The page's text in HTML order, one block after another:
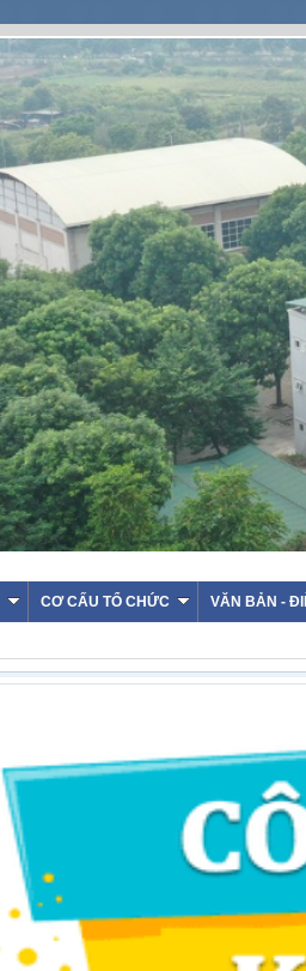
CƠ CẤU TỔ CHỨC VĂN BẢN -